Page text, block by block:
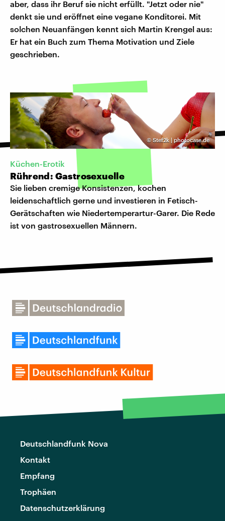
aber, dass ihr Beruf sie nicht erfüllt. "Jetzt oder nie"
denkt sie und eröffnet eine vegane Konditorei. Mit
solchen Neuanfängen kennt sich Martin Krengel aus:
Er hat ein Buch zum Thema Motivation und Ziele
geschrieben.
©Stef2k | photocase.de
Küchen-Erotik
Rührend: Gastrosexuelle
Sie lieben cremige Konsistenzen, kochen
leidenschaftlich gerne und investieren in Fetisch-
Gerätschaften wie Niedertemperartur-Garer. Die Rede
ist von gastrosexuellen Männern.
Deutschlandfunk Nova
Kontakt
Empfang
Trophäen
Datenschutzerklärung